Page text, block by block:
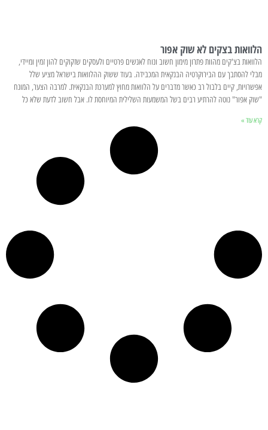
הלוואות בצקים לא שוק אפור
הלוואות בצ'קים מהוות פתרון מימון חשוב ונוח לאנשים פרטיים ולעסקים שזקוקים להון זמין ומיידי,
מבלי להסתבך עם הבירוקרטיה הבנקאית המכבידה. בעוד ששוק ההלוואות בישראל מציע שלל
אפשרויות, קיים בלבול רב כאשר מדברים על הלוואות מחוץ למערכת הבנקאית. למרבה הצער, המונח
"שוק אפור" נוטה להרתיע רבים בשל המשמעות השלילית המיוחסת לו. אבל חשוב לדעת שלא כל
קרא עוד »